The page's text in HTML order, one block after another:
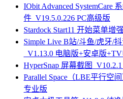
IObit Advanced SystemCare
件_V19.5.0.226 PC高级版
Stardock Start11 开始菜单增
Simple Live B站/斗鱼/虎牙/
_V1.13.0 电脑版+安卓版
HyperSnap 屏幕截图
Parallel Space（LBE平行空
专业版